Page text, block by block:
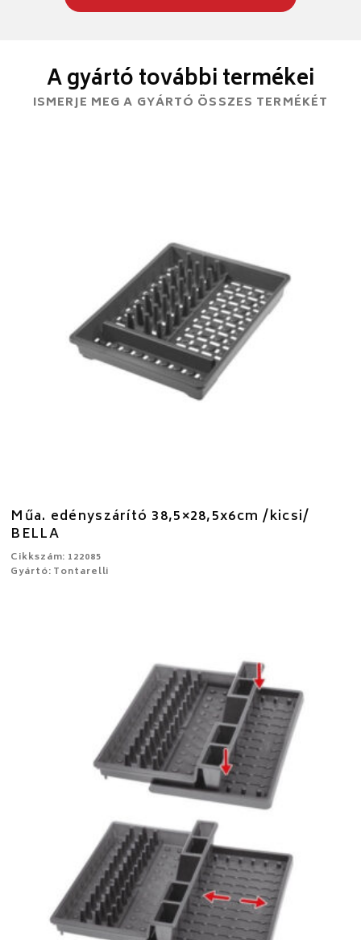
A gyártó további termékei
ISMERJE MEG A GYÁRTÓ ÖSSZES TERMÉKÉT
Műa. edényszárító 38,5×28,5x6cm /kicsi/
BELLA
Cikkszám: 122085
Gyártó: Tontarelli